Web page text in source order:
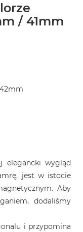
/ 41mm
elegancki wygląd
jest w istocie
Aby
dodaliśmy
i przypomina